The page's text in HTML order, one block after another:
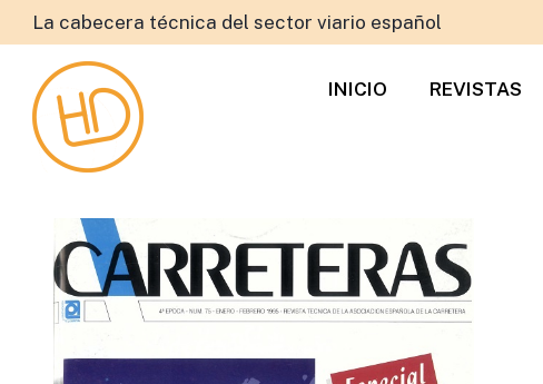
La cabecera técnica del sector viario español
INICIO REVISTAS